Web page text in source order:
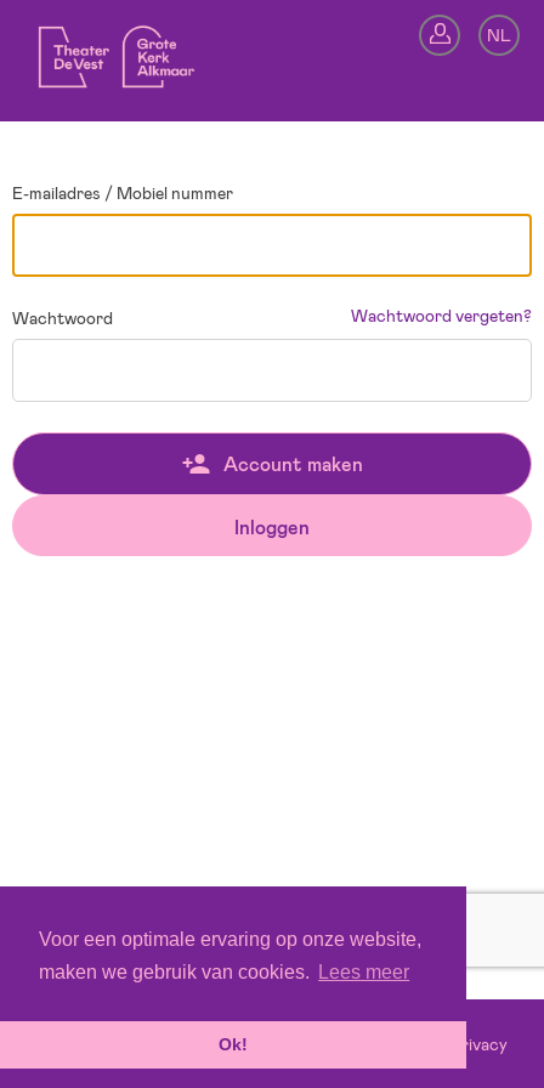
Voor een optimale ervaring op onze website,
maken we gebruik van cookies.
Lees meer
Ok!
NL
E-mailadres / Mobiel nummer
Wachtwoord Wachtwoord vergeten?
Account maken
Inloggen
Tixly Privacy